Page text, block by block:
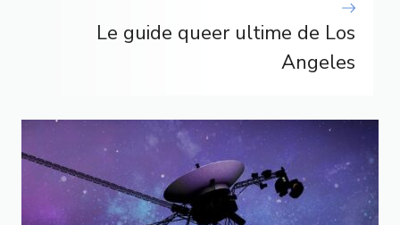
Le guide queer ultime de Los
Angeles